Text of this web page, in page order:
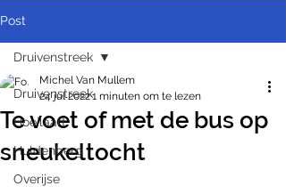
Post
Druivenstreek
Hoeilaart
Huldenberg
Overijse
Druivenstreek
Te voet of met de bus op
sneukeltocht
Michel Van Mullem
24 jul 20221 minuten om te lezen